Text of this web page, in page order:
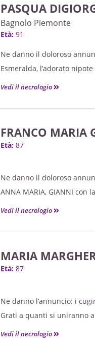
Il Santo Rosario sarà
20,30. Il funerale con
6 novembre alle ore 10,00
Settima sarà celebrata
S. Messa di Trigesima
ore 17,00.
PASQUA
Bagnolo Piemonte
Età: 91
Ne danno il doloroso
Esmeralda, l’adorato
parenti tutti.
Si ringrazia quanti si
Vedi il necrologio
FRANCO MARIA
Età: 87
Ne danno il doloroso
ANNA MARIA, GIANNI con
moglie FRANCESCA, i nipoti
– NON FIORI MA OFFERTE
Vedi il necrologio
MARIA
Età: 87
Ne danno l’annuncio: i
Grati a quanti si uniranno
Vedi il necrologio